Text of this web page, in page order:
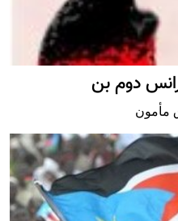
دوم بن
مأمون